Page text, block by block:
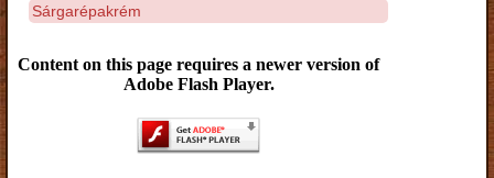
Sárgarépakrém
Content on this page requires a newer version of
Adobe Flash Player.